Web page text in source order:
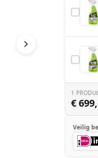
1
€
Veilig